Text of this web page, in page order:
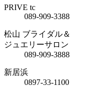
PRIVE tc
089-909-3388
松山 ブライダル＆
ジュエリーサロン
089-909-3888
新居浜
0897-33-1100